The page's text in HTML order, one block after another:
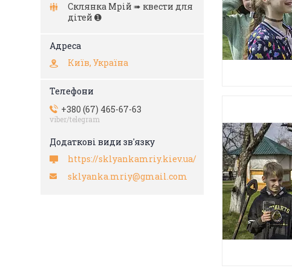
Склянка Мрiй ➠ квести для
дітей ➊
Київ, Україна
+380 (67) 465-67-63
viber/telegram
https://sklyankamriy.kiev.ua/
sklyanka.mriy@gmail.com